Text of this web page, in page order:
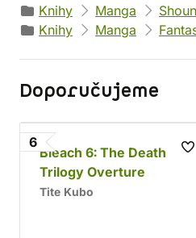
Knihy
Manga
Knihy
Manga
Doporučujeme
6
Bleach 6: The Death
Trilogy Overture
Tite Kubo